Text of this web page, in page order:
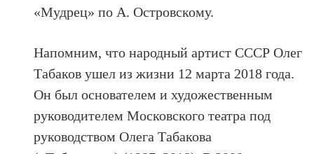
«Мудрец» по А. Островскому.
Напомним, что народный артист СССР Олег
Табаков ушел из жизни 12 марта 2018 года.
Он был основателем и художественным
руководителем Московского театра под
руководством Олега Табакова